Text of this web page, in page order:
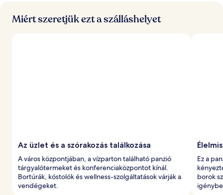
r
Miért szeretjük ezt a szálláshelyet
Az üzlet és a szórakozás találkozása
A város központjában, a vízparton található panzió
tárgyalótermeket és konferenciaközpontot kínál.
Bortúrák, kóstolók és wellness-szolgáltatások várják a
vendégeket.
Ez a
borok